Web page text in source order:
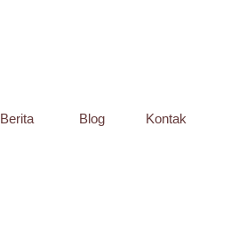
Berita Blog Kontak